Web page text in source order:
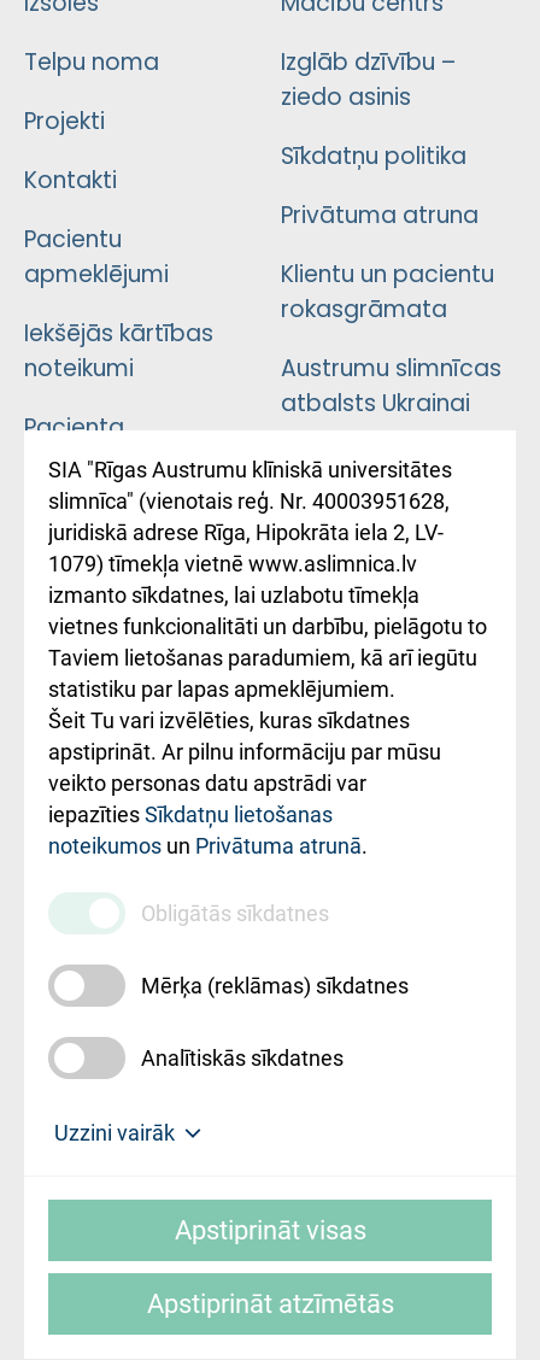
Telpu noma
Projekti
Kontakti
Pacientu
apmeklējumi
Iekšējās kārtības
noteikumi
Pacienta
atsauksmju/sūdzību
iesniegšanas
kārtība
Kā pie mums nokļūt
Rēķinu apmaksas
ceļvedis
Rekvizīti un
ārstniecības
iestādes kods
010000234
Maksas
pakalpojumu
cenrādis
Izglāb dzīvību –
ziedo asinis
Sīkdatņu politika
Privātuma atruna
Klientu un pacientu
rokasgrāmata
Austrumu slimnīcas
atbalsts Ukrainai
Підтримка Східної
лікарні та співпраця з
Україною
Mājas lapas izstrāde:
SIA "Rīgas Austrumu klīniskā universitātes
slimnīca" (vienotais reģ. Nr. 40003951628,
juridiskā adrese Rīga, Hipokrāta iela 2, LV-
1079) tīmekļa vietnē www.aslimnica.lv
izmanto sīkdatnes, lai uzlabotu tīmekļa
vietnes funkcionalitāti un darbību, pielāgotu to
Taviem lietošanas paradumiem, kā arī iegūtu
statistiku par lapas apmeklējumiem.
Šeit Tu vari izvēlēties, kuras sīkdatnes
apstiprināt. Ar pilnu informāciju par mūsu
veikto personas datu apstrādi var
iepazītiesSīkdatņu lietošanas
noteikumos un Privātuma atrunā.
Obligātās sīkdatnes
Mērķa (reklāmas) sīkdatnes
Analītiskās sīkdatnes
Uzzini vairāk
slimnīca, turpmāk – Pārzinis, sīkdatņu
sīkdatņu izmantošanas nosacījumiem.
Apstiprināt visas
Apstiprināt atzīmētās